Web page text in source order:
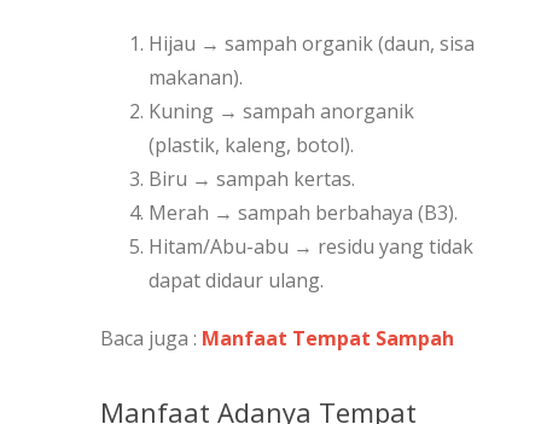
Hijau → sampah organik (daun, sisa
makanan).
Kuning → sampah anorganik
(plastik, kaleng, botol).
Biru → sampah kertas.
Merah → sampah berbahaya (B3).
Hitam/Abu-abu → residu yang tidak
dapat didaur ulang.
Baca juga : Manfaat Tempat Sampah
Manfaat Adanya Tempat